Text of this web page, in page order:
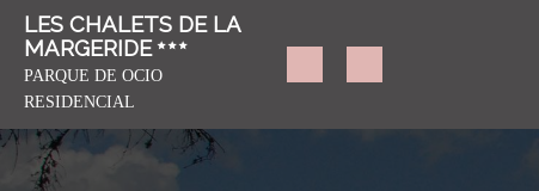
LES CHALETS DE LA
MARGERIDE
PARQUE DE OCIO
RESIDENCIAL